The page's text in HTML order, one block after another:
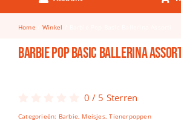
Keuken & Tafelen
Kinderfietsen
Knutselen
Spellen
Home Winkel
Barbie Pop Basic Ballerina
0 / 5 Sterren
Categorieën: Barbie, Meisjes,Tienerpoppen